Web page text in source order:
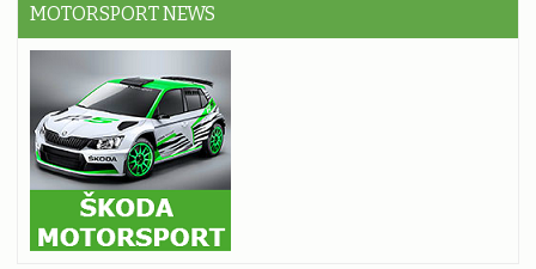
MOTORSPORT NEWS